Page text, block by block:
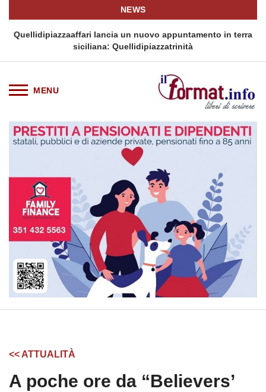
NEWS
Quellidipiazzaaffari lancia un nuovo appuntamento in terra
siciliana: Quellidipiazzatrinità
<< ATTUALITÀ
A poche ore da “Believers’